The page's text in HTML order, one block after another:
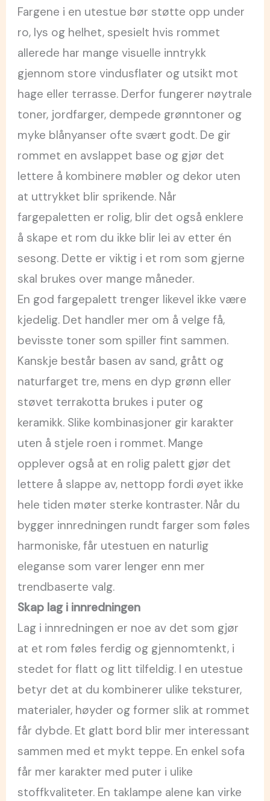
Fargene i en utestue bør støtte opp under
ro, lys og helhet, spesielt hvis rommet
allerede har mange visuelle inntrykk
gjennom store vindusflater og utsikt mot
hage eller terrasse. Derfor fungerer nøytrale
toner, jordfarger, dempede grønntoner og
myke blånyanser ofte svært godt. De gir
rommet en avslappet base og gjør det
lettere å kombinere møbler og dekor uten
at uttrykket blir sprikende. Når
fargepaletten er rolig, blir det også enklere
å skape et rom du ikke blir lei av etter én
sesong. Dette er viktig i et rom som gjerne
skal brukes over mange måneder.
En god fargepalett trenger likevel ikke være
kjedelig. Det handler mer om å velge få,
bevisste toner som spiller fint sammen.
Kanskje består basen av sand, grått og
naturfarget tre, mens en dyp grønn eller
støvet terrakotta brukes i puter og
keramikk. Slike kombinasjoner gir karakter
uten å stjele roen i rommet. Mange
opplever også at en rolig palett gjør det
lettere å slappe av, nettopp fordi øyet ikke
hele tiden møter sterke kontraster. Når du
bygger innredningen rundt farger som føles
harmoniske, får utestuen en naturlig
eleganse som varer lenger enn mer
trendbaserte valg.
Skap lag i innredningen
Lag i innredningen er noe av det som gjør
at et rom føles ferdig og gjennomtenkt, i
stedet for flatt og litt tilfeldig. I en utestue
betyr det at du kombinerer ulike teksturer,
materialer, høyder og former slik at rommet
får dybde. Et glatt bord blir mer interessant
sammen med et mykt teppe. En enkel sofa
får mer karakter med puter i ulike
stoffkvaliteter. En taklampe alene kan virke